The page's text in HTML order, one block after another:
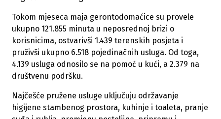
Tokom mjeseca maja gerontodomaćice su provele
ukupno 121.855 minuta u neposrednoj brizi o
korisnicima, ostvarivši 1.439 terenskih posjeta i
pruživši ukupno 6.518 pojedinačnih usluga. Od toga,
4.139 usluga odnosilo se na pomoć u kući, a 2.379 na
društvenu podršku.
Najčešće pružene usluge uključuju održavanje
higijene stambenog prostora, kuhinje i toaleta, pranje